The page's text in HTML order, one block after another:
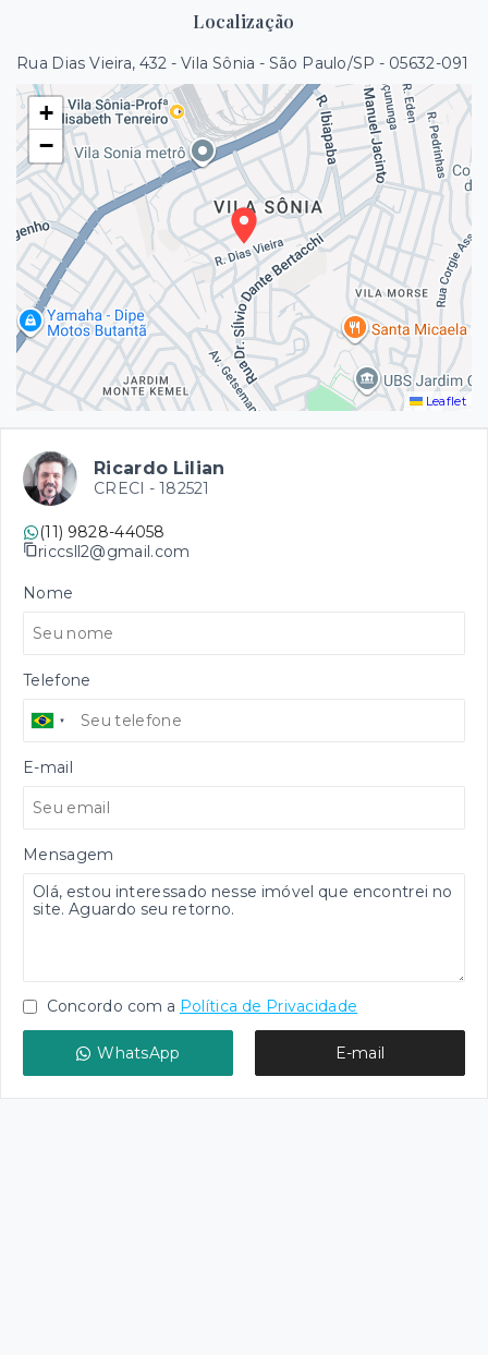
Localização
Rua Dias Vieira, 432 - Vila Sônia - São Paulo/SP - 05632-091
+
−
Leaflet
Ricardo Lilian
CRECI - 182521
(11) 9828-44058
riccsll2@gmail.com
Nome
Telefone
E-mail
Mensagem
Concordo com a Política de Privacidade
WhatsApp E-mail